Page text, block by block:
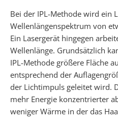
Bei der IPL-Methode wird ein
Wellenlängenspektrum von
Ein Lasergerät hingegen
Wellenlänge. Grundsätzlich
IPL-Methode größere Fläche
entsprechend der
der Lichtimpuls geleitet wird.
mehr Energie konzentrierter
weniger Wärme in der das